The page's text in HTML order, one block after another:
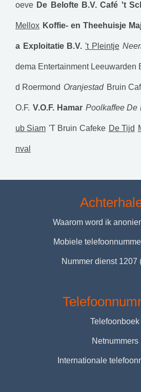
oeve De Belofte B.V. Café 't
Mellox Koffie- en Theehuisje
a Exploitatie B.V. 't Pleintje
dema Entertainment Leeuwarden
d Roermond Oranjestad Bruin
O.F. V.O.F. Hamar Poolkaffee De
ub Siam 'T Bruin Cafeke De Tijd
nval
Waarom word ik
Mobiele
Nummer dienst
Telefoonboek
Netnummers
Internationale